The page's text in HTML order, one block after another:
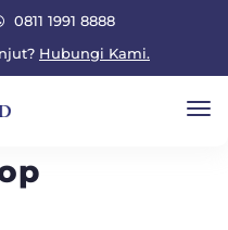
0811 1991 8888
Hubungi Kami.